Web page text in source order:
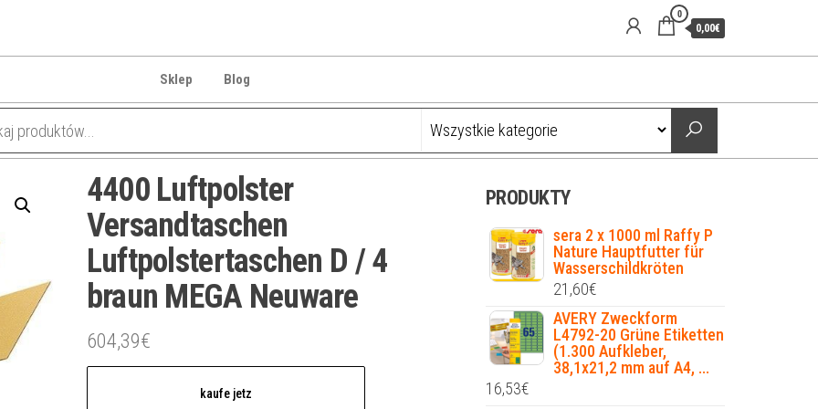
0
0,00€
Sklep Blog
4400 Luftpolster
Versandtaschen
Luftpolstertaschen D / 4
braun MEGA Neuware
604,39€
kaufe jetz
PRODUKTY
sera 2 x 1000 ml Raffy P
Nature Hauptfutter für
Wasserschildkröten
21,60€
AVERY Zweckform
L4792-20 Grüne Etiketten
(1.300 Aufkleber,
38,1x21,2 mm auf A4, ...
16,53€